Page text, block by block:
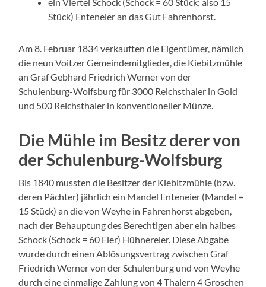
Stück) Enteneier an das Gut Fahrenhorst.
Am 8. Februar 1834 verkauften die Eigentümer, nämlich
die neun Voitzer Gemeindemitglieder, die Kiebitzmühle
an Graf Gebhard Friedrich Werner von der
Schulenburg-Wolfsburg für 3000 Reichsthaler in Gold
und 500 Reichsthaler in konventioneller Münze.
Die Mühle im Besitz derer von
der Schulenburg-Wolfsburg
Bis 1840 mussten die Besitzer der Kiebitzmühle (bzw.
deren Pächter) jährlich ein Mandel Enteneier (Mandel =
15 Stück) an die von Weyhe in Fahrenhorst abgeben,
nach der Behauptung des Berechtigen aber ein halbes
Schock (Schock = 60 Eier) Hühnereier. Diese Abgabe
wurde durch einen Ablösungsvertrag zwischen Graf
Friedrich Werner von der Schulenburg und von Weyhe
durch eine einmalige Zahlung von 4 Thalern 4 Groschen